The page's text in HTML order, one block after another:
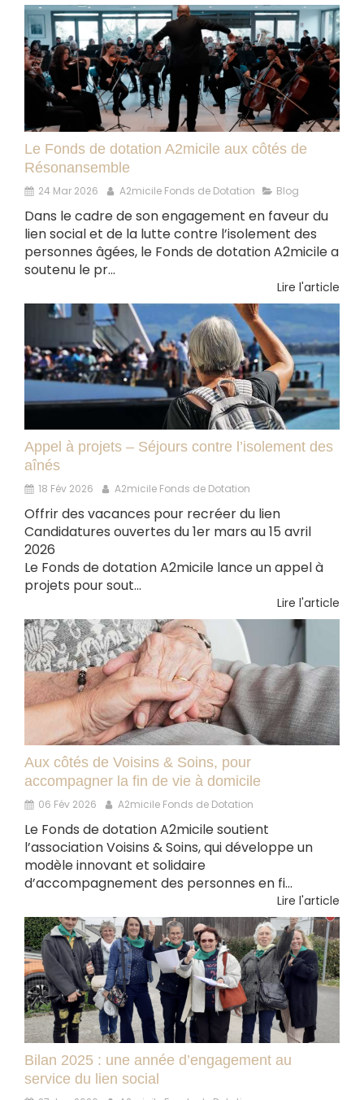
Le Fonds de dotation A2micile aux côtés de
Résonansemble
24 Mar 2026 A2micile Fonds de Dotation Blog
Dans le cadre de son engagement en faveur du
lien social et de la lutte contre l’isolement des
personnes âgées, le Fonds de dotation A2micile a
soutenu le pr...
Lire l'article
Appel à projets – Séjours contre l’isolement des
aînés
18 Fév 2026 A2micile Fonds de Dotation
Offrir des vacances pour recréer du lien
Candidatures ouvertes du 1er mars au 15 avril
2026
Le Fonds de dotation A2micile lance un appel à
projets pour sout...
Lire l'article
Aux côtés de Voisins & Soins, pour
accompagner la fin de vie à domicile
06 Fév 2026 A2micile Fonds de Dotation
Le Fonds de dotation A2micile soutient
l’association Voisins & Soins, qui développe un
modèle innovant et solidaire
d’accompagnement des personnes en fi...
Lire l'article
Bilan 2025 : une année d’engagement au
service du lien social